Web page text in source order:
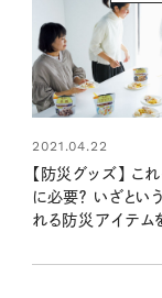
2021.04.22
【防災グッズ】 こ
に必要？ いざとい
れる防災アイテム